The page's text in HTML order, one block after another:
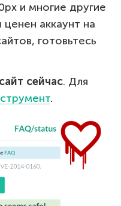
и многие другие
аккаунт на
готовьтесь
сейчас. Для
.